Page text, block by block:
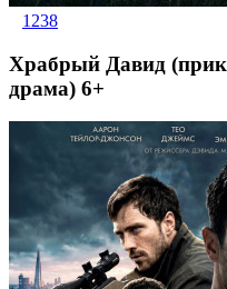
1238
Храбрый Давид
драма) 6+